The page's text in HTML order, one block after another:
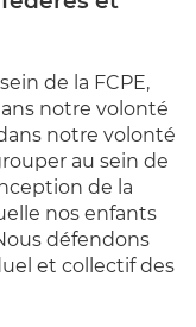
de la FCPE,
notre volonté
notre volonté
au sein de
de la
nos enfants
défendons
et collectif des